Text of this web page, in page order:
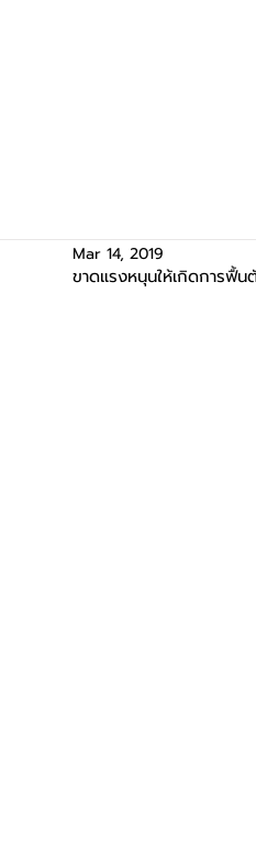
ขาดแรงหนุนให้เกิดการฟื้น
Mar 14, 2019